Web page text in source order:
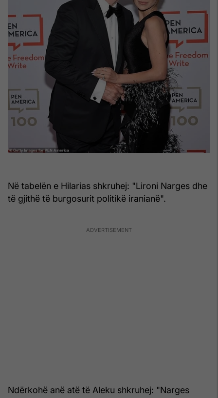
Në tabelën e Hilarias shkruhej: "Lironi Narges dhe
të gjithë të burgosurit politikë iranianë".
Ndërkohë anë atë të Aleku shkruhej: "Narges